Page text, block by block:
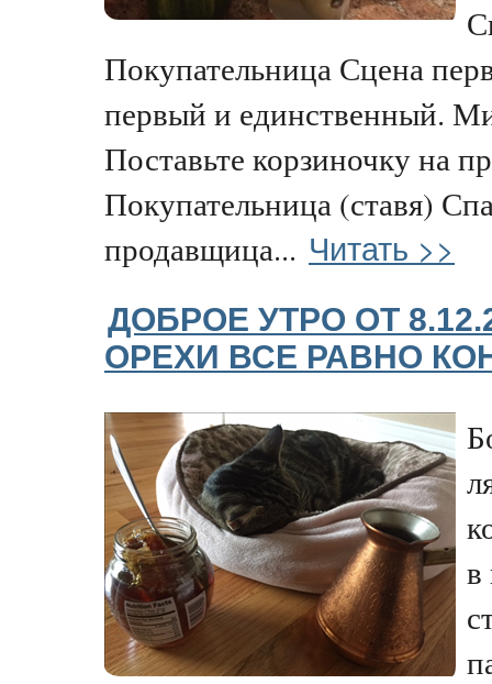
Покупательница Сцена
первый и единственный.
Поставьте корзиночку на
Покупательница (ставя)
продавщица... Читать >>
ДОБРОЕ УТРО ОТ
ОРЕХИ ВСЕ РАВНО
в